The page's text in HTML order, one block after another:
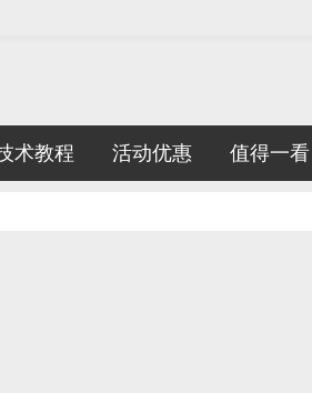
术教程 活动优惠 值得一看